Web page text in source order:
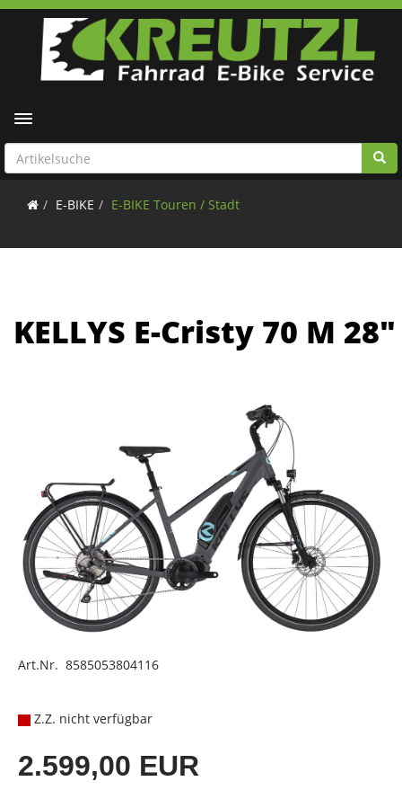
Toggle navigation
E-BIKE E-BIKE Touren / Stadt
KELLYS E-Cristy 70 M 28"
Art.Nr. 8585053804116
Z.Z. nicht verfügbar
2.599,00 EUR